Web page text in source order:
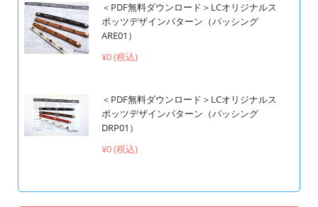
＜PDF無料ダウンロード＞LCオリジナルス
ポッツデザインパターン（パッシング
ARE01）
¥0 (税込)
＜PDF無料ダウンロード＞LCオリジナルス
ポッツデザインパターン（パッシング
DRP01）
¥0 (税込)